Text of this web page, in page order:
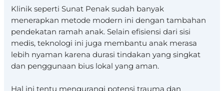
Klinik seperti Sunat Penak sudah banyak
menerapkan metode modern ini dengan tambahan
pendekatan ramah anak. Selain efisiensi dari sisi
medis, teknologi ini juga membantu anak merasa
lebih nyaman karena durasi tindakan yang singkat
dan penggunaan bius lokal yang aman.
Hal ini tentu mengurangi potensi trauma dan